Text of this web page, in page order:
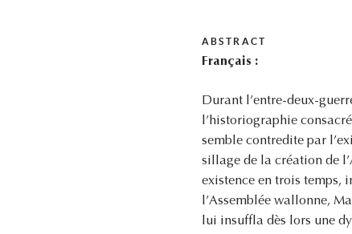
ABSTRACT
Français :
Durant l’entre-deux-
l’historiographie
semble contredite par
sillage de la création de
existence en trois temps,
l’Assemblée wallonne,
lui insuffla dès lors une